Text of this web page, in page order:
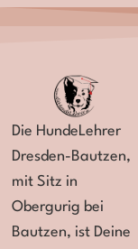
Die HundeLehrer
Dresden-Bautzen,
mit Sitz in
Obergurig bei
Bautzen, ist Deine